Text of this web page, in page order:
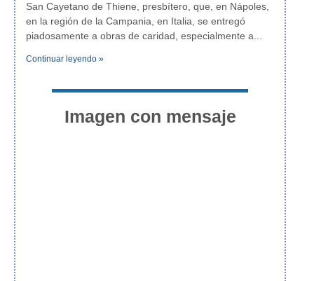
San Cayetano de Thiene, presbítero, que, en Nápoles,
en la región de la Campania, en Italia, se entregó
piadosamente a obras de caridad, especialmente a
Continuar leyendo »
Imagen con mensaje